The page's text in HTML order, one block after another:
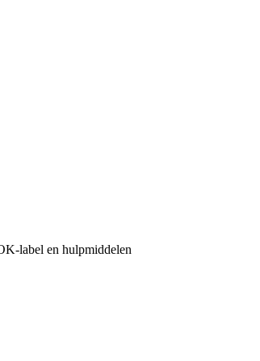
label en hulpmiddelen